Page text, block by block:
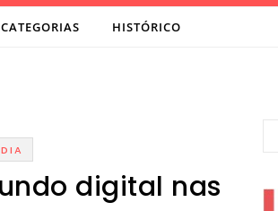
HISTÓRICO
digital nas